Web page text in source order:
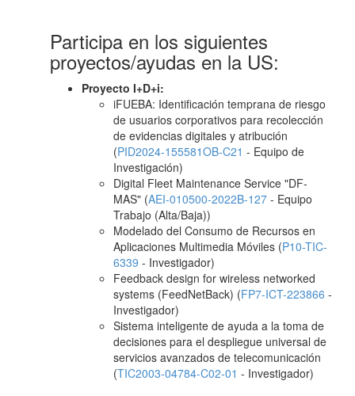
Participa en los siguientes
proyectos/ayudas en la US:
Proyecto I+D+i:
iFUEBA: Identificación temprana de riesgo
de usuarios corporativos para recolección
de evidencias digitales y atribución
(PID2024-155581OB-C21 - Equipo de
Investigación)
Digital Fleet Maintenance Service "DF-
MAS" (AEI-010500-2022B-127- Equipo
Trabajo (Alta/Baja))
Modelado del Consumo de Recursos en
Aplicaciones Multimedia Móviles (P10-TIC-
6339 - Investigador)
Feedback design for wireless networked
systems (FeedNetBack) (FP7-ICT-223866 -
Investigador)
Sistema inteligente de ayuda a la toma de
decisiones para el despliegue universal de
servicios avanzados de telecomunicación
(TIC2003-04784-C02-01 - Investigador)